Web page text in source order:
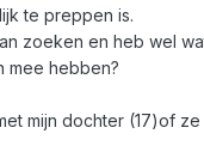
te preppen is.
zoeken en heb wel
mee hebben?
mijn dochter (17)of